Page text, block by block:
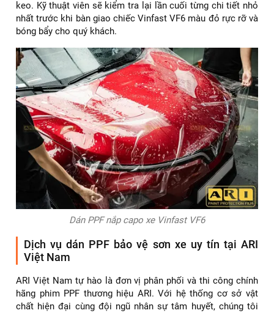
✅Bước 3: Thi công dán PPF
chuyên nghiệp để lớp phim bám dính hoàn hảo vào các
đường cong tinh tế của xe. Kỹ thuật viên của ARI Việt Nam
có tay nghề cao, đảm bảo các mép phim được cuộn giấu
tinh tế.
✅Bước 4:Kiểm tra và bàn giao
Sau khi dán, xe được đưa vào phòng sấy để ổn định lớp
keo. Kỹ thuật viên sẽ kiểm tra lại lần cuối từng chi tiết nhỏ
nhất trước khi bàn giao chiếc Vinfast VF6 màu đỏ rực rỡ và
bóng bẩy cho quý khách.